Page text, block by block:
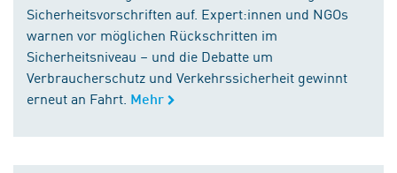
Sicherheitsvorschriften auf. Expert:innen und NGOs
warnen vor möglichen Rückschritten im
Sicherheitsniveau – und die Debatte um
Verbraucherschutz und Verkehrssicherheit gewinnt
erneut an Fahrt. Mehr